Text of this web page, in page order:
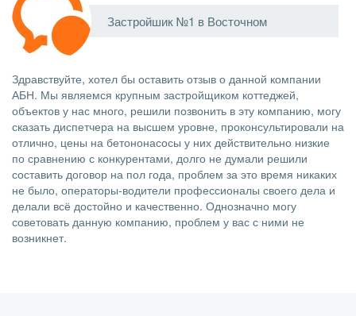
Застройшик №1 в Восточном
Здравствуйте, хотел бы оставить отзыв о данной компании
АБН. Мы являемся крупным застройщиком коттеджей,
объектов у нас много, решили позвонить в эту компанию, могу
сказать диспетчера на высшем уровне, проконсультировали на
отлично, цены на бетононасосы у них действительно низкие
по сравнению с конкурентами, долго не думали решили
составить договор на пол года, проблем за это время никаких
не было, операторы-водители профессионалы своего дела и
делали всё достойно и качественно. Однозначно могу
советовать данную компанию, проблем у вас с ними не
возникнет.